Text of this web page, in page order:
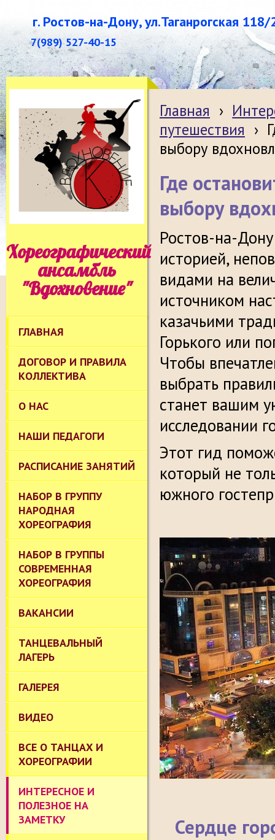
г. Ростов-на-Дону, ул.Таганрогская 118/
7(989) 527-40-15
Хореографический
ансамбль
"Вдохновение"
ГЛАВНАЯ
ДОГОВОР И ПРАВИЛА
КОЛЛЕКТИВА
О НАС
НАШИ ПЕДАГОГИ
РАСПИСАНИЕ ЗАНЯТИЙ
НАБОР В ГРУППУ
НАРОДНАЯ
ХОРЕОГРАФИЯ
НАБОР В ГРУППЫ
СОВРЕМЕННАЯ
ХОРЕОГРАФИЯ
ВАКАНСИИ
ТАНЦЕВАЛЬНЫЙ
ЛАГЕРЬ
ГАЛЕРЕЯ
ВИДЕО
ВСЕ О ТАНЦАХ И
ХОРЕОГРАФИИ
ИНТЕРЕСНОЕ И
ПОЛЕЗНОЕ НА
ЗАМЕТКУ
Главная ›
путешествия ›
выбору
Где
выбору
Ростов-на-
историей,
видами на
источником
казачьими
Горького или
Чтобы
выбрать
станет вашим
исследовании
Этот гид
который не
южного
Сердце